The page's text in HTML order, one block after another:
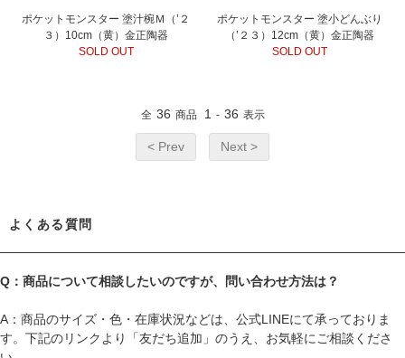
ポケットモンスター 塗汁椀Ｍ（’２
３）10cm（黄）金正陶器
SOLD OUT
ポケットモンスター 塗小どんぶり
（’２３）12cm（黄）金正陶器
SOLD OUT
全 36 商品 1 - 36 表示
< Prev Next >
よくある質問
Q：商品について相談したいのですが、問い合わせ方法は？
A：商品のサイズ・色・在庫状況などは、公式LINEにて承っておりま
す。下記のリンクより「友だち追加」のうえ、お気軽にご相談くださ